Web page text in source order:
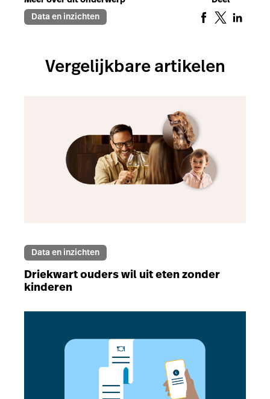
Data en inzichten
Vergelijkbare artikelen
Data en inzichten
Driekwart ouders wil uit eten zonder
kinderen